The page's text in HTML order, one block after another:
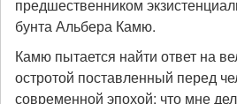
предшественником
бунта Альбера Камю.
Камю пытается найти ответ на
остротой поставленный перед
современной эпохой: что мне